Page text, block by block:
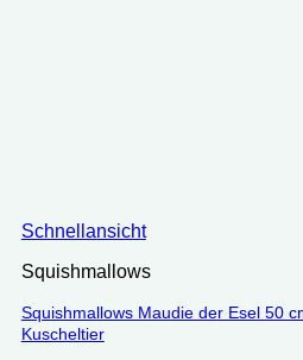
Schnellansicht
Squishmallows
Squishmallows Maudie der Esel 50
Kuscheltier